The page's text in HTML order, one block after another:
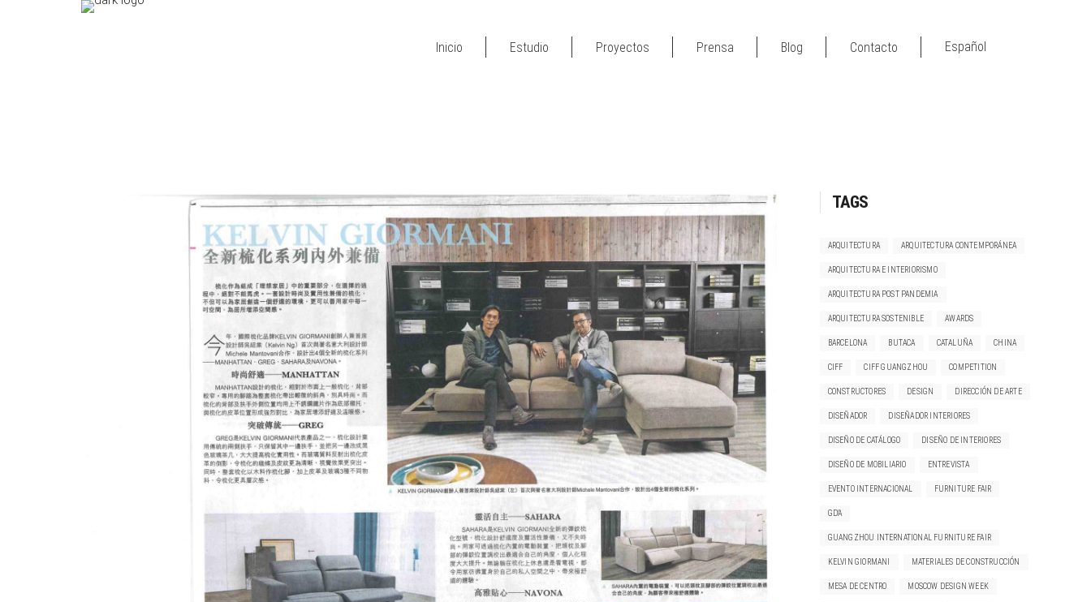
Inicio Estudio Proyectos Prensa Blog Contacto Español
TAGS
ARQUITECTURA ARQUITECTURA CONTEMPORÁNEA
ARQUITECTURA E INTERIORISMO
ARQUITECTURA POST PANDEMIA
ARQUITECTURA SOSTENIBLE AWARDS
BARCELONA BUTACA CATALUÑA CHINA
CIFF CIFF GUANGZHOU COMPETITION
CONSTRUCTORES DESIGN DIRECCIÓN DE ARTE
DISEÑADOR DISEÑADOR INTERIORES
DISEÑO DE CATÁLOGO DISEÑO DE INTERIORES
DISEÑO DE MOBILIARIO ENTREVISTA
EVENTO INTERNACIONAL FURNITURE FAIR
GD'A
GUANGZHOU INTERNATIONAL FURNITURE FAIR
KELVIN GIORMANI MATERIALES DE CONSTRUCCIÓN
MESA DE CENTRO MOSCOW DESIGN WEEK